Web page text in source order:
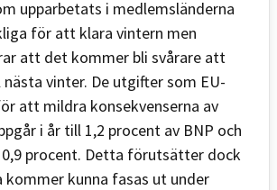
upparbetats i medlemsländerna
för att klara vintern men
att det kommer bli svårare att
vinter. De utgifter som EU-
att mildra konsekvenserna av
i år till 1,2 procent av BNP och
procent. Detta förutsätter dock
kunna fasas ut under